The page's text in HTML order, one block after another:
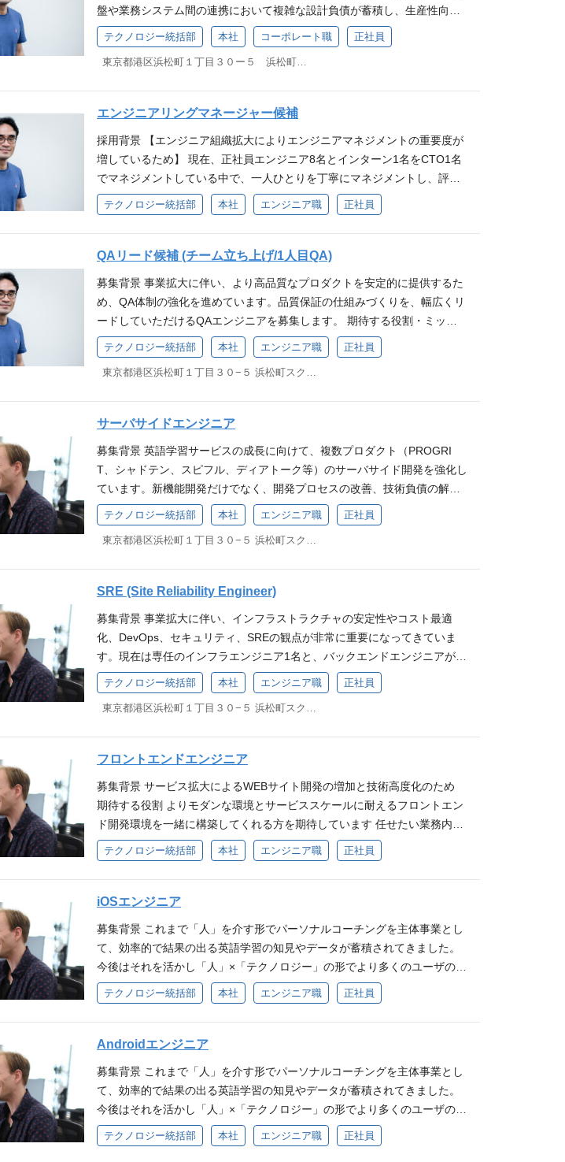
険 ■その他制度 ・産休育休制度 ・子育て支援金（出産時10万円） ・認
度 ・レクリエーション費用（3000円/人） ・持株会奨励金制度（奨励金2
5％） ・学習支援制度 参考資料 会社説明資料 代表インタビュー動画 プロ
を尊重する姿勢） Appreciate Feedback（フィードバックを成長の糧に）
労働条件 ■就業時間：所定労働時間8時間（休憩60分） ※フレックスタイ
ム制あり（コアタイム:12:00～15:00） ※週1日リモート勤務可 ※入社後1
ヶ月はオンボーディング施策の一つとして週5出社をお願いしております。
■雇用形態：正社員（試用期間3ヶ月） ■休日・休暇：年間120日〈土日祝
日/有給休暇年10日〜/GW/夏季/年末年始/慶弔/介護休暇〉 ※1週間程度の海
給）、残業手当（固定残業代制※45h/超過分は別途支給） ■社会保険：健
康保険、厚生年金保険、雇用保険、労災保険 ■その他制度 ・産休育休制
度 ・子育て支援金（出産時10万円） ・認可外保育補助（5000円/月） ・シ
ッター補助（1000円/1H） ・時短勤務制度 ・レクリエーション費用（300
ト公式note
確立し、英語学習トレーニング領域でNo.1のサービス認知を獲得を目指す
ことができる マーケティングの戦略から実行まで全部分を一気通貫して担
うことができる 将来的には事業責任者ポジションを見据えた働き方ができ
る 労働条件 ■就業時間：所定労働時間8時間（休憩60分） ※フレックスタ
す。 ■雇用形態：正社員（試用期間3ヶ月） ■休日・休暇：年間120日〈土
日祝日/有給休暇年10日〜/GW/夏季/年末年始/慶弔/介護休暇〉 ※1週間程度
の海外旅行に行く社員も多数！ ■諸手当：通勤手当（会社規定に基づき支
給）、残業手当（固定残業代制※45h/超過分は別途支給） ■社会保険：健
康保険、厚生年金保険、雇用保険、労災保険 ■その他制度 ・産休育休制
度 ・子育て支援金（出産時10万円） ・認可外保育補助（5000円/月） ・シ
ッター補助（1000円/1H） ・時短勤務制度 ・レクリエーション費用（300
0円/人） ・持株会奨励金制度（奨励金25％） ・英語学習支援制度 参考資
ークサービスサイト プログリット公式note
リューに共感できる方 マーケティングを戦略から実行まで一貫してやりた
い方 成長フェーズの環境で泥臭くチャレンジしたい方 5GRITを体現できる
勢） Appreciate Feedback（フィードバックを成長の糧に） ポジションの
魅力 ０⇒1でブランドを確立し、英語学習トレーニング領域でNo.1のサー
ビス認知の獲得を目指すことができる 新規獲得に直結する広告施策に加
え、ブランド浸透を狙ったマス・インフルエンサー施策なども自由度高く
企画・実行が可能 将来的にはマーケティング責任者や事業責任者ポジショ
ンを見据えた働き方ができる 労働条件 ■就業時間：所定労働時間8時間
週1日リモート勤務可 ※入社後1ヶ月はオンボーディング施策の一つとして
休日・休暇：年間120日〈土日祝日/有給休暇年10日〜/GW/夏季/年末年始/
慶弔/介護休暇〉 ※1週間程度の海外旅行に行く社員も多数！ ■諸手当：通
勤手当（会社規定に基づき支給）、残業手当（固定残業代制※45h/超過分
は別途支給） ■社会保険：健康保険、厚生年金保険、雇用保険、労災保
険 ■その他制度 ・産休育休制度 ・子育て支援金（出産時10万円） ・認
可外保育補助（5000円/月） ・シッター補助（1000円/1H） ・時短勤務制
度 ・レクリエーション費用（3000円/人） ・持株会奨励金制度（奨励金2
5％） ・英語学習支援制度 参考資料 会社説明資料 代表インタビュー動画
ote
ト層の育成方針の設計 メンバーマネジメント（Mgr1名＋メンバー7名＋派
遣2名） 人事部体制 人事部は現在12名体制 部長1名（現在は副社長が兼
務） マネージャー1名 新卒採用5名（兼務4名） 中途採用2名 人事企画4名
UST 人事の経験5年以上（今後特に新卒採用やエンジニア採用に力を入れ
ていくため採用領域のご経験に長けている方が理想） 5人以上のマネジメ
ント経験 組織拡大期のベンチャー企業での人事責任者のご経験（例：数百
人→数千人規模） WANT 事業責任者経験 スタートアップ～メガベンチャ
ーまでの成長プロセスを人事として経験している 求めるマインド 高いリー
ションが取れる力） 経営視点（社員の意見を吸い上げながら経営において
点） Go Higher（高い目標への挑戦） Own Issues（当事者意識を持って課
題解決） Respect All（仲間を尊重する姿勢） Appreciate Feedback（フィ
ードバックを成長の糧に） 労働条件 ■就業時間：所定労働時間8時間（休
憩60分） ※フレックスタイム制あり（コアタイム:12:00～15:00） ※週1
日リモート勤務可 ※入社後1ヶ月はオンボーディング施策の一つとして週5
出社をお願いしております。 ■雇用形態：正社員（試用期間3ヶ月） ■休
日・休暇：年間120日〈土日祝日/有給休暇年10日〜/GW/夏季/年末年始/慶
手当（会社規定に基づき支給）、残業手当（固定残業代制※45h/超過分は
■その他制度 ・産休育休制度 ・子育て支援金（出産時10万円） ・認可外保
育補助（5000円/月） ・シッター補助（1000円/1H） ・時短勤務制度 ・レ
クリエーション費用（3000円/人） ・持株会奨励金制度（奨励金25％） ・
学習支援制度 参考資料 会社説明資料 代表インタビュー動画 プログリット
公式note プログリットDNA BOOK紹介記事
盤や業務システム間の連携において複雑な設計負債が蓄積し、生産性向上
の障壁となっています。また、すでに展開しているエンタープライズ領域
のさらなる拡大を加速させるため、社会的信頼の基盤となるガバナンスと
セキュリティ体制のさらなる高度化が不可欠なフェーズにあります。 今、
た次世代の全社システムを再定義し、自らスタンダードを創り上げる存在
です。経営直下で「生産性・柔軟性」と「セキュリティ」を同等の重みで
最適化し、最高難度の課題をテクノロジーで解決していく、高い信頼性と
柔軟性を両立した全社基盤を構築いただける責任者を募集します 期待する
役割 「生産性・柔軟性・セキュリティの最適バランスを備えた、全社デー
タ・IT基盤の確立と継続的な進化」 全社を横断し、顧客データ基盤・業務
システム・セキュリティを一体で設計・運用いただきます。AIネイティブ
な組織として、運用生産性を最大化させつつ、プライム上場・エンタープ
ライズ要件を満たす信頼性を担保することがミッションです。 具体的な業
務内容 次世代の全社ITの設計 AI活用を前提としたスケーラブルなデータ設
計 安全性とビジネススピードを両立させたAI利用ガイドラインの策定、お
よび「最小権限の原則」に基づくアクセス制御の設計 業務プロセスの再定
長に耐えうる拡張性の高いシステム構成の構築 上記システムと並行して業
務プロセスを見直し、テクノロジーの力で効率化を行う 上場企業水準のガ
める高度なセキュリティ要件への対応と、自社のIT健全性の論理的な証明
入社後の期待イメージ 0〜3ヶ月 ： IT負債とリスクを可視化し、現場課題
の解決を通じた「即効性のある改善」で信頼を確立 3〜6ヶ月 ：AI活用を見
据えたデータ設計とSaaS連携の刷新を主導し、全社的な生産性向上を牽引
6〜12ヶ月 ： 信頼性と柔軟性を備えた全社基盤の運用を確立し、IT戦略の
側面から事業成長をリード 【募集対象】 ＜MUST＞ ITガバナンス・セキュ
リティの構築運用経験 ： IT全般統制（J-SOX）や情報セキュリティ体制の
消を主導した経験 多角的なステークホルダー調整能力 経営陣、現場部門、
外部機関（監査法人等）の間で、事業のスピードと規律を両立させるため
の最適解を導き出し、合意形成を行える能力 AIガバナンス経験 生成AI（LL
M）の利活用におけるセキュリティ戦略の策定、またはAIガバナンスの構
築経験 ＜WANT＞ ベンチャー企業での就業経験 従業員数百名〜数千名規
模の会社でのIT戦略責任者経験 部署・チーム体制 ■ 配属・体制 ご経験をふ
まえ、テクノロジー統括部における最適な役割・ポストを検討いたしま
ジニアグループ（16名） 現在は上記構成ですが、ミッションの完遂に向け
て、人員計画の策定や採用から主導いただくことを期待しています。 本ポ
ジションの魅力 「1人目の責任者候補」として全社基盤を再定義 ： 既存の
設計負債を刷新し、AI活用を前提とした「高い信頼性と柔軟性を備えた全
社基盤」を、経営直下の裁量でグランドデザインできる面白さがありま
す。 「技術×経営」の視座で意思決定を主導 ： 単なるシステム管理に留ま
らず、上場企業の規律と事業成長のスピード、その最適解を自ら判断し、
会社の未来を左右するIT戦略をリードできるポジションです。 成長と規律
ップ特有のスピード感。この相反する要素を両立させ、日本における新た
な成功モデルを自ら築き上げることができるポジションです。 求める人物
像 プログリットのミッション・バリューに共感できる方 「あるべき姿」か
ら逆算し、既存の枠組みをアップデートし続ける変革マインド AI時代の可
なスピード感と決断力 ガバナンスの構築を事業停滞の理由にせず、不確実
な状況下でも「スピードと統制の最適解」を自ら定義し、即断即決できる
方 高い視座を持ちつつ、現場のディテールまで自ら把握し切るオーナーシ
ップ 抽象的な戦略論に留まらず、現場の課題や技術の細部まで自ら踏み込
み、実効性のある解決策を最後まで責任を持ってやり遂げられる方。 労働
条件 ■就業時間：所定労働時間8時間（休憩60分） ※フレックスタイム制
テクノロジー統括部 本社 コーポレート職 正社員
エンジニアリングマネージャー候補
採用背景 【エンジニア組織拡大によりエンジニアマネジメントの重要度が
増しているため】 現在、正社員エンジニア8名とインターン1名をCTO1名
でマネジメントしている中で、一人ひとりを丁寧にマネジメントし、評価
やフィードバックを通じて成長を促すことが難しくなってきているため、
必要なエンジニアリング・マネージャーを採用し、エンジニアが成長して
いける環境を整えたいと考えております。 ※現在はエンジニアグループT
OTAL18名（CTO島本＋正社員8名＋業務委託8名＋インターン1名にて構
1on1や評価などを通したエンジニアグループメンバーの育成 エンジニアグ
ループメンバーの評価 エンジニア組織設計 エンジニアの採用活動、社外広
報の推進 PdM、デザイナーと協業し、プロダクト開発ロードマップの策定
と実行 エンジニア組織の生産性と満足度の向上 入社後の期待イメージ ま
ずはメンバーとして入社をしていただきつつ、早くて入社後の初評価時に
間した後、プロダクト1つのイシューをこなして開発フローに慣れていただ
きます。 入社2ヶ月：上長であるプロダクト開発部部長と議論をし、マネ
ジメントするメンバーの策定をします。 入社3ヶ月：上記メンバーのマネ
ジメントおよび開発をしていただきます。 募集要項 MUST ソフトウェア
開発の実務経験（5年以上） エンジニアチームのマネジメント経験（2年以
解決力 WANT エンジニアの採用計画策定 エンジニアの評価経験 エンジニ
アの組織設計 アジャイル開発フレームワークでの開発経験 コーチングスキ
最終面接前にリファレンスチェックを実施 使用技術 【サーバサイド】 プ
ログラミング言語：PHP 8.2、Python、Go フレームワーク：Laravel 10、
FastAPI CI/CD：GitHub Actions、CircleCI データベース：AWS Aurora（M
ySQL互換） サーバ：AWS ECS/Fargate、EC2、Step Functions FaaS：A
WS Lambda IaC：Terraform エラー検知、パフォーマンス監視：Sentry
【フロントエンド】 言語：TypeScript フレームワーク：Next.js CI/CD：Gi
tHub Actions Storybook管理：Chromatic テストツール：Cypress、Playwri
テクチャ：MVVM、Clean Architecture（移行中） ライブラリ：UIKit、RxS
wift、SwiftUI（移行中）、OpenAPIClient、Moya、PromiseKit、Realm、S
QLite Lint：SwiftLint CI/CD：Bitrise、GitHub Actions 監視：Crashlytics（S
entryに移行中） コミュニケーションツール：Slack、GitHub Discussion、
Figma コード管理：Git/GitHub その他： GitHub Copilot、Charles 【Andro
id】 言語：Kotlin アーキテクチャ：MVVM、Clean Architecture ライブラ
リ：Room、Dagger Hilt、Retrofit、Moshi、Gson、Jetpack Compose（移
行中） Lint：Danger CI/CD：Bitrise、GitHub Actions 監視：Sentry コミュ
GitHub ポジションの魅力 自社サービスである英語コーチング事業を通し
て得た独自のノウハウを活かした革新的な英語学習プロダクトの開発をリ
ードすることができる 英語学習サービスとしては月額利用料が高額のた
め、サービスクオリティを高める開発に挑戦することができる 今後のエン
EM経験があり、学びながらマネジメントスキルを伸ばすことが可能。 ど
んな技術・スキルが磨けるか 裁量が大きいため、技術選定や設計、組織や
文化、プロダクト開発の詳細や開発環境やDevOpsなど、様々なテーマの意
思決定に関わることができる 今後もモバイルアプリを新規開発していく想
定のため、技術選定から行っていただく。また既存のアプリの継続開発も
あるため、他アプリとのコード共有などの仕組みの提案・実装なども経験
テクノロジー統括部 本社 エンジニア職 正社員
QAリード候補 (チーム立ち上げ/1人目QA)
募集背景 事業拡大に伴い、より高品質なプロダクトを安定的に提供するた
め、QA体制の強化を進めています。品質保証の仕組みづくりを、幅広くリ
ードしていただけるQAエンジニアを募集します。 期待する役割・ミッシ
ョン テクノロジー統括部内にQAチームを新設し、QAエンジニアとして組
織立ち上げとリードをお任せします。エンジニア、デザイナー、プロダク
トマネージャーと連携しながら、品質保証の戦略策定から実行までを担っ
質戦略の意思決定をスピーディに進めていただくことを期待しています。
QAチーム・品質保証の現状 現在、品質保証の仕組みは整備途中です。入
社後は、その方針とプロセスをゼロから設計していただきます。 QA専任
の社員はまだ在籍しておらず、「1人目のQA人材」としてチームの立ち上
げを担います。 現在は5プロダクトのテストを、外部QAパートナー3名が
担当しています。 課題認識：開発スピードに対してQAリソースが逼迫し
ており、テストカバレッジやリリース判定基準の体系化はこれからの段階
です。 目指す姿：テスト工程だけで品質を担保するのではなく、プランニ
ング・設計段階からQAが関与する「シフトレフト」と、AI・自動化を前提
とした品質保証プロセスの実現を目指しています。 業務内容 品質保証戦
のQA参画による、上流からの品質の作り込み AIを活用したテスト設計・Q
Aプロセスの効率化 テスト計画、設計、実行、分析 自動化テストの計画策
定とテストフローの管理（E2E/UI 等） テストプロセスの標準化と継続的
改善 開発・ビジネスとの連携による不具合の未然防止 開発組織へのQAプ
内製化に向けた知見と業務の移管 入社後の期待イメージ 〜入社1ヶ月：プ
ログリットの文化、既存のアプリの特性、開発プロセスを理解していただ
順次実施いただきます。 本ポジションの魅力 0→1の品質基盤づくり ：品
質戦略、基準、品質ゲートを自ら設計し、全プロダクトに横断適用 シフト
レフトの実践 ：テスト工程に留まらず、DevOpsサイクルの上流から品質
を作り込むプロセスを自ら設計 AI×QAへの挑戦 ：Notion AI、Cursor、Cla
設計・運用を主導、開発と同等速度での検証設計を推進 技術選定・標準化
の主導 ：自動化基盤の評価・選定と標準化を主導し、アジャイル開発にお
ける品質ゲートを設計 キャリアの拡張性 ：将来的に数名規模のQAチーム
を牽引 事業との直結 ：不具合率低減や検出前倒しなど、事業成長に直結す
る成果を実感 文化と環境 ：エンゲージメントの高いチームで、テスト自動
化やAI活用など学習・挑戦の後押しがある環境 エンジニアとして働くプロ
グリットならではの魅力 1. 上場企業でありながら、裁量が大きい プログ
リットは東証グロース上場企業でありながら、エンジニアに大きな裁量が
ードし、ツール導入やアーキテクチャの見直しなどボトムアップで提案、
生成AI等を活用した自動化や開発効率化も推進しています。リモート/フレ
ックスで働き方も柔軟です。 裁量の大きさの根底にあるのは、「FIVE GRI
T」と呼ばれるプログリットのバリューが浸透しているからです。全員が自
テクノロジー統括部 本社 エンジニア職 正社員
サーバサイドエンジニア
募集背景 英語学習サービスの成長に向けて、複数プロダクト（PROGRI
T、シャドテン、スピフル、ディアトーク等）のサーバサイド開発を強化し
ています。新機能開発だけでなく、開発プロセスの改善、技術負債の解
消、クラウドインフラの整備・改善まで含めて進め、スピードと品質の両
方を上げていただける方を募集いたします。 期待する役割 担当プロダクト
（PROGRIT、シャドテン、スピフル、ディアトーク 等）の事業成長を、
するマトリクス型の体制をとっています。担当プロダクトにおいては、Pd
M、デザイナーと議論しながら機能開発や改善を進めて事業を伸ばし、同
時にサーバサイド横断のメンバーとして、複数プロダクトに共通する課題
解決にも取り組んでいただきます。 横断的な取り組みとしては、技術負債
の解消、可観測性の強化、CI/CDやIaC整備、性能改善などを進め、PRスル
ープットやPRサイクルタイムといった開発生産性と、障害・バグ・問い合
わせ対応の効率を継続的に改善します。 ご自身の技術で、「担当プロダク
トの事業成長」と「サーバサイド全体の提供スピード・安定稼働の底上
げ」といった組織改善に貢献いただくことを期待しています。 業務内容 サ
計・実装：モバイルアプリやフロントエンドが利用するAPIの設計と実装
データモデリング：効率的なデータベース設計、クエリ最適化 パフォーマ
ンスチューニング：ボトルネック特定、キャッシュ戦略、N+1問題の解消
外部サービス連携：決済、LLMサービス、通知サービスなどとの連携実装
発、開発プロセスの再設計 【品質・保守業務】 技術負債の解消：レガシー
コードのリファクタリング、アーキテクチャ改善 バージョンアップ対応：
PHP/Laravel等のフレームワーク・ライブラリの継続的更新 セキュリティ
強化：脆弱性対応、セキュリティレビュー テスト自動化：ユニットテス
ト、統合テストの充実化 監視・運用改善：エラー監視、パフォーマンス監
視の整備 【プロダクト開発】 ユーザー課題起点の改善提案：データ分析や
加：プロダクト・マネージャー、デザイナーとの協働 技術的な意思決定：
API仕様書、運用手順書の整備 開発プロセスの改善: スクラム運用、開発フ
ローの再設計、改善提案 プロダクト/ 業務概要 提供プロダクト プログリ
ットでは、英語学習を支援する複数のプロダクトを展開しています。 PRO
GRIT（英語コーチング事業） 英語コーチングサービス「プログリット」
受講生向けアプリです。学習管理とトレーニングを一体化し、学習計画か
テクノロジー統括部 本社 エンジニア職 正社員
SRE (Site Reliability Engineer)
募集背景 事業拡大に伴い、インフラストラクチャの安定性やコスト最適
化、DevOps、セキュリティ、SREの観点が非常に重要になってきていま
す。現在は専任のインフラエンジニア1名と、バックエンドエンジニアが協
力して推進している状況です。 SREのスペシャリストとしてチームにジョ
インいただき、既存システムの安定運用を継続しつつ、新たな技術的チャ
レンジにも取り組んでいただきたいと考えています。 期待する役割ミッシ
リティ、DevOpsやオブザーバビリティの啓蒙などの業務を担っていただき
で以上に推進する牽引役としての活躍も期待しています。 インフラ・SRE
の現状 入社後は、未整備の領域をゼロから設計していただきます。 現在
地：専任のインフラエンジニアは1名で、バックエンドエンジニアと協力し
ながら運用しています 課題：AWSアカウントの分離、プロアクティブなセ
キュリティ対策、SLO・エラーバジェットの運用、継続的な負荷試験の実
施など、取り組むべき課題が多く残っています 目指す姿：ルーティンの安
定運用に留まらず、DevOps・オブザーバビリティを前提とした、事業の成
長を支える信頼性の高いインフラ基盤の実現を目指しています 業務内容 イ
ンフラコスト最適化 パフォーマンスチューニング アラート監視の最適化
インフラセキュリティの強化（GuardDuty等） SLO・エラーバジェットの
の運用、保守 AI Loop Engineering の推進 レポートラインはCTO直下で
hon PHP ツール： Cursor Claude Code Notion Slack GitHub 入社後の期待
イメージ 入社1ヶ月：プログリットの文化、既存のインフラやサービスな
どの全体感を理解していただきます。 入社2ヶ月：バックログにあるイン
フラチケットを順に対応し、インフラタスクの全体感を理解いただきま
す。 入社3ヶ月〜：引き続きバックログのチケットを対応しつつ、自ら課
題を提起し解決に向けてリードいただきます。 本ポジションの魅力 0→1
テクノロジー統括部 本社 エンジニア職 正社員
フロントエンドエンジニア
募集背景 サービス拡大によるWEBサイト開発の増加と技術高度化のため
期待する役割 よりモダンな環境とサービススケールに耐えるフロントエン
ド開発環境を一緒に構築してくれる方を期待しています 任せたい業務内容
プログリットにおける様々なサービスのフロントエンド開発をお任せしま
す。 現時点では他部署と連携しながら下記に携わっていただきます。 コン
サルタントが利用するお客様の進捗管理画面 PWAを利用したスピーキング
プロダクト 新規開発のフロントエンド開発 プログリットのWEBサイトやC
ージ 入社1ヶ月：プログリットの文化、既存のアプリのコードや特性、開
発フローを理解していただきます。 入社2ヶ月：アプリの機能開発に携わ
り、アサインされた機能開発タスクが実装していただきます。 入社3ヶ
月：機能開発タスクを実装しつつ、PdMやデザイナーを交えた仕様議論に
方）日本語はN1レベル必須 歓迎要件 Webアクセシビリティに関する基本
的な理解 WordpressなどCMSの運用保守経験 CI/CD（Jenkins、GitHub Ac
tions等）パイプラインの構築経験 UIライブラリの導入またはアーキテクチ
ャ設計の経験 Vercel Edge FunctionやLambda@EdgeなどのEdge環境の利
用経験 プロジェクトマネジメント経験 AIの開発経験もしくはAIツールを使
用した開発経験 開発環境一覧 言語：TypeScript、Sass フレームワーク：N
テクノロジー統括部 本社 エンジニア職 正社員
iOSエンジニア
募集背景 これまで「人」を介す形でパーソナルコーチングを主体事業とし
て、効率的で結果の出る英語学習の知見やデータが蓄積されてきました。
今後はそれを活かし「人」×「テクノロジー」の形でより多くのユーザの幅
広い課題を解決できるようプロダクトの開発に注力したいと考えていま
す。しかし、プロダクト需要拡大に人員リソースが追いついておりませ
ん。 プロダクトがグロースする初期フェーズは、必ずしも技術として理想
通りには行かない場合もあります。事業目線でのProfit / Lossと技術目線で
楽しみながら開発していただける方を募集しています！ 役割 iOSアプリ開
発 PdMやデザイナーと協業しユーザー価値を提供 中期長期目線でのインク
リメンタルな設計改善 業務内容 下記いずれかのモバイルアプリ開発を行っ
ていただきます。 プログリット シャドテン スピフル ディアトーク 配属チ
テクノロジー統括部 本社 エンジニア職 正社員
Androidエンジニア
募集背景 これまで「人」を介す形でパーソナルコーチングを主体事業とし
て、効率的で結果の出る英語学習の知見やデータが蓄積されてきました。
今後はそれを活かし「人」×「テクノロジー」の形でより多くのユーザの幅
広い課題を解決できるようプロダクトの開発に注力したいと考えていま
す。しかし、プロダクト需要拡大に人員リソースが追いついておりませ
テクノロジー統括部 本社 エンジニア職 正社員